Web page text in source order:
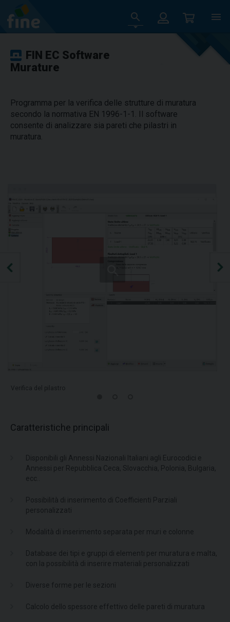
FIN EC Software
Murature
Programma per la verifica delle strutture di muratura
secondo la normativa EN 1996-1-1. Il software
consente di analizzare sia pareti che pilastri in
muratura.
Verifica del pilastro
Caratteristiche principali
Disponibili gli Annessi Nazionali Italiani agli Eurocodici e
Annessi per Repubblica Ceca, Slovacchia, Polonia, Bulgaria,
ecc..
Possibilità di inserimento di Coefficienti Parziali
personalizzati
Modalità di inserimento separata per muri e colonne
Database dei tipi e gruppi di elementi per muratura e malta,
con la possibilità di inserire materiali personalizzati
Diverse forme per le sezioni
Calcolo dello spessore effettivo delle pareti di muratura